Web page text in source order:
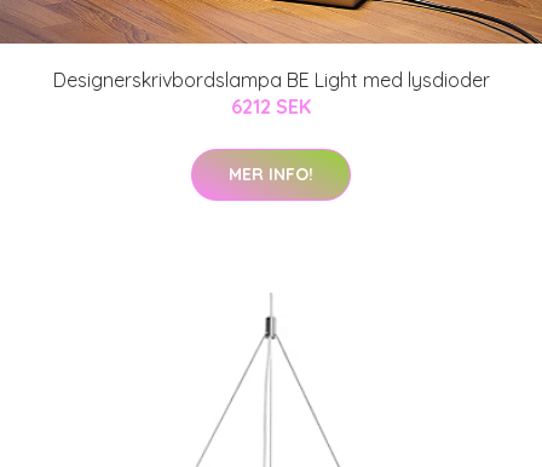
Designerskrivbordslampa BE Light med lysdioder
6212 SEK
MER INFO!